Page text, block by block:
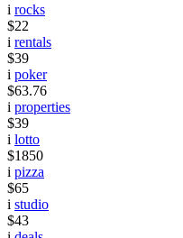
i rocks
$22
i rentals
$39
i poker
$63.76
i properties
$39
i lotto
$1850
i pizza
$65
i studio
$43